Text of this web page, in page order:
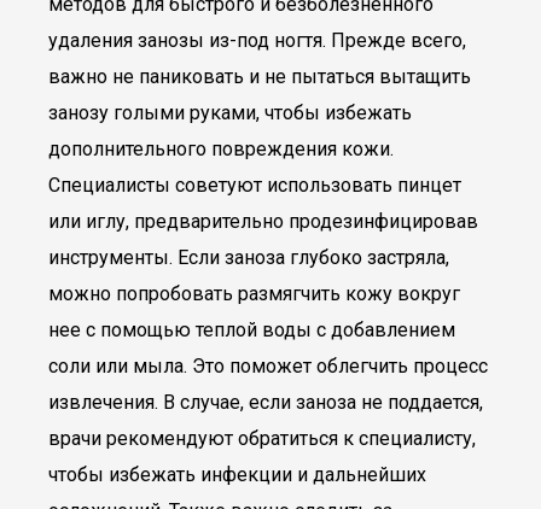
удаления занозы из-под ногтя. Прежде всего,
важно не паниковать и не пытаться вытащить
занозу голыми руками, чтобы избежать
дополнительного повреждения кожи.
Специалисты советуют использовать пинцет
или иглу, предварительно продезинфицировав
инструменты. Если заноза глубоко застряла,
можно попробовать размягчить кожу вокруг
нее с помощью теплой воды с добавлением
соли или мыла. Это поможет облегчить процесс
извлечения. В случае, если заноза не поддается,
врачи рекомендуют обратиться к специалисту,
чтобы избежать инфекции и дальнейших